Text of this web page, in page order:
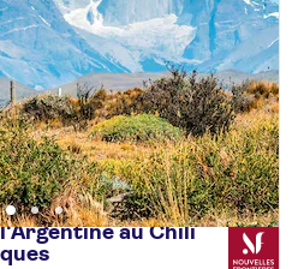
au Chili